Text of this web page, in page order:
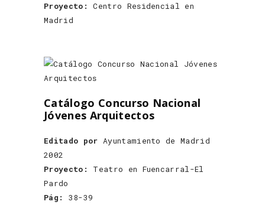
Proyecto:
Centro Residencial en
Madrid
Catálogo Concurso Nacional
Jóvenes Arquitectos
Editado por Ayuntamiento de Madrid
2002
Proyecto:
Teatro en Fuencarral-El
Pardo
Pág:
38-39